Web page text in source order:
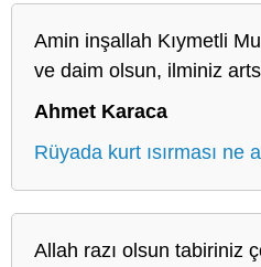
Amin inşallah Kıymetli
ve daim olsun, ilminiz
Ahmet Karaca
Rüyada kurt ısırması ne
Allah razı olsun tabiriniz